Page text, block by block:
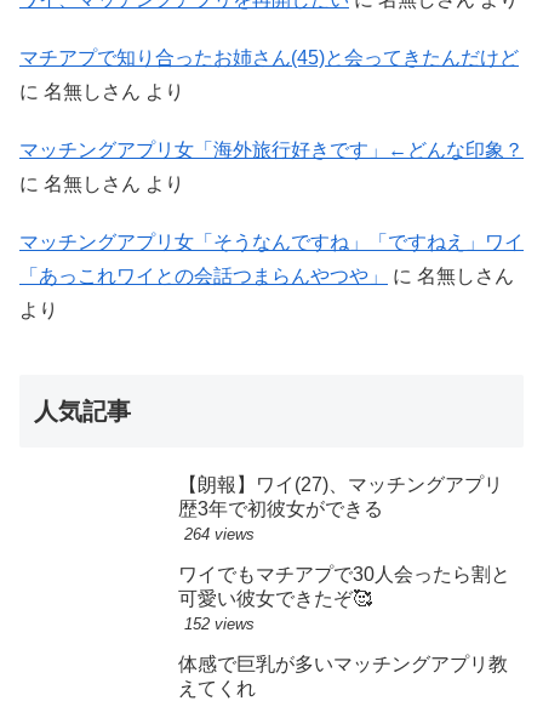
マチアプで知り合ったお姉さん(45)と会ってきたんだけど
に 名無しさん より
マッチングアプリ女「海外旅行好きです」←どんな印象？
に 名無しさん より
マッチングアプリ女「そうなんですね」「ですねえ」ワイ
「あっこれワイとの会話つまらんやつや」
に 名無しさん
より
人気記事
【朗報】ワイ(27)、マッチングアプリ
歴3年で初彼女ができる
264 views
ワイでもマチアプで30人会ったら割と
可愛い彼女できたぞ🥰
152 views
体感で巨乳が多いマッチングアプリ教
えてくれ